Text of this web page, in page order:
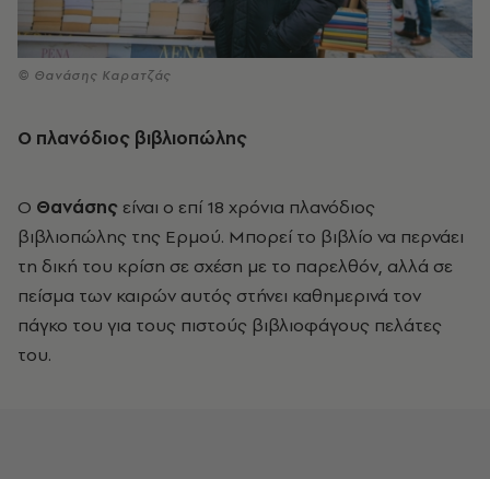
© Θανάσης Καρατζάς
Ο πλανόδιος βιβλιοπώλης
Ο Θανάσης είναι ο επί 18 χρόνια πλανόδιος
βιβλιοπώλης της Ερμού. Μπορεί το βιβλίο να περνάει
τη δική του κρίση σε σχέση με το παρελθόν, αλλά σε
πείσμα των καιρών αυτός στήνει καθημερινά τον
πάγκο του για τους πιστούς βιβλιοφάγους πελάτες
του.